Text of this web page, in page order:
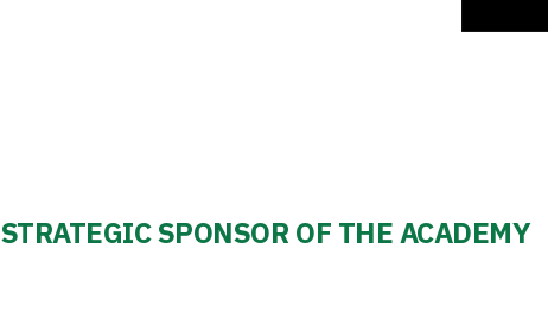
STRATEGIC SPONSOR OF THE ACADEMY